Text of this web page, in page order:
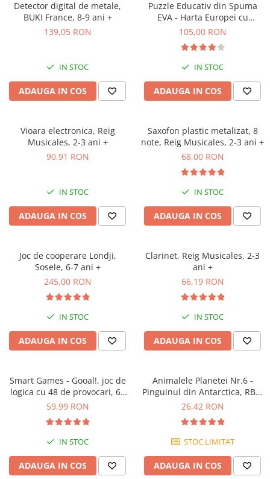
Detector digital de metale,
BUKI France, 8-9 ani +
139,05 RON
IN STOC
ADAUGA IN COS
Puzzle Educativ din Spuma
EVA - Harta Europei cu
Steaguri si Capitale,
105,00 RON
IN STOC
ADAUGA IN COS
Vioara electronica, Reig
Musicales, 2-3 ani +
90,91 RON
IN STOC
ADAUGA IN COS
Saxofon plastic metalizat, 8
note, Reig Musicales, 2-3 ani +
68,00 RON
IN STOC
ADAUGA IN COS
Joc de cooperare Londji,
Sosele, 6-7 ani +
245,00 RON
IN STOC
ADAUGA IN COS
Clarinet, Reig Musicales, 2-3
ani +
66,19 RON
IN STOC
ADAUGA IN COS
Smart Games - Gooal!, joc de
logica cu 48 de provocari, 6+
ani
59,99 RON
IN STOC
ADAUGA IN COS
Animalele Planetei Nr.6 -
Pinguinul din Antarctica, RBA,
18 luni+
26,42 RON
STOC LIMITAT
ADAUGA IN COS